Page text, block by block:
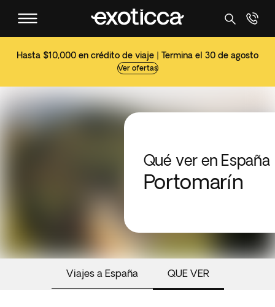
Hasta $10,000 en crédito de viaje | Termina el 30 de agosto
Ver ofertas
Qué ver en España
Portomarín
Viajes a España QUE VER